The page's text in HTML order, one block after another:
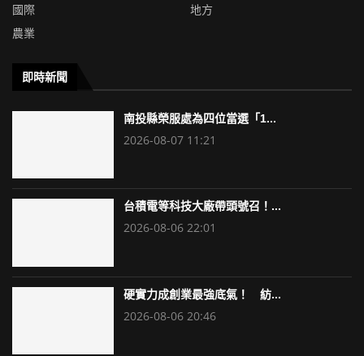
國際
地方
農業
即時新聞
南投縣榮服處為四位當選「1...
2026-08-07 11:21
台積電等科技大廠帶頭號召！...
2026-08-06 22:01
硬實力成創業最強底氣！ 紡...
2026-08-06 20:46